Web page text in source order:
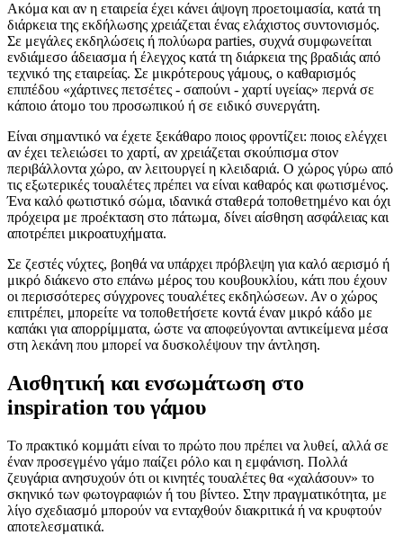
Ακόμα και αν η εταιρεία έχει κάνει άψογη προετοιμασία, κατά τη
διάρκεια της εκδήλωσης χρειάζεται ένας ελάχιστος συντονισμός.
Σε μεγάλες εκδηλώσεις ή πολύωρα parties, συχνά συμφωνείται
ενδιάμεσο άδειασμα ή έλεγχος κατά τη διάρκεια της βραδιάς από
τεχνικό της εταιρείας. Σε μικρότερους γάμους, ο καθαρισμός
επιπέδου «χάρτινες πετσέτες - σαπούνι - χαρτί υγείας» περνά σε
κάποιο άτομο του προσωπικού ή σε ειδικό συνεργάτη.
Είναι σημαντικό να έχετε ξεκάθαρο ποιος φροντίζει: ποιος ελέγχει
αν έχει τελειώσει το χαρτί, αν χρειάζεται σκούπισμα στον
περιβάλλοντα χώρο, αν λειτουργεί η κλειδαριά. Ο χώρος γύρω από
τις εξωτερικές τουαλέτες πρέπει να είναι καθαρός και φωτισμένος.
Ένα καλό φωτιστικό σώμα, ιδανικά σταθερά τοποθετημένο και όχι
πρόχειρα με προέκταση στο πάτωμα, δίνει αίσθηση ασφάλειας και
αποτρέπει μικροατυχήματα.
Σε ζεστές νύχτες, βοηθά να υπάρχει πρόβλεψη για καλό αερισμό ή
μικρό διάκενο στο επάνω μέρος του κουβουκλίου, κάτι που έχουν
οι περισσότερες σύγχρονες τουαλέτες εκδηλώσεων. Αν ο χώρος
επιτρέπει, μπορείτε να τοποθετήσετε κοντά έναν μικρό κάδο με
καπάκι για απορρίμματα, ώστε να αποφεύγονται αντικείμενα μέσα
στη λεκάνη που μπορεί να δυσκολέψουν την άντληση.
Αισθητική και ενσωμάτωση στο
inspiration του γάμου
Το πρακτικό κομμάτι είναι το πρώτο που πρέπει να λυθεί, αλλά σε
έναν προσεγμένο γάμο παίζει ρόλο και η εμφάνιση. Πολλά
ζευγάρια ανησυχούν ότι οι κινητές τουαλέτες θα «χαλάσουν» το
σκηνικό των φωτογραφιών ή του βίντεο. Στην πραγματικότητα, με
λίγο σχεδιασμό μπορούν να ενταχθούν διακριτικά ή να κρυφτούν
αποτελεσματικά.